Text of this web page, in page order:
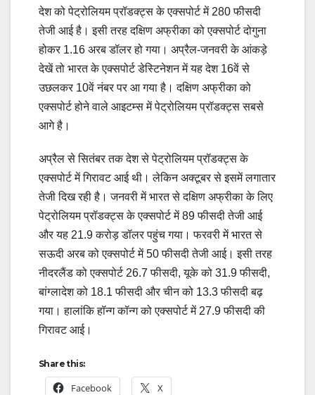
देश को पेट्रोलियम प्रॉडक्ट्स के एक्सपोर्ट में 280 फीसदी
तेजी आई है। इसी तरह दक्षिण अफ्रीका को एक्सपोर्ट दोगुना
होकर 1.16 अरब डॉलर हो गया। अप्रैल-जनवरी के आंकड़े
देखें तो भारत के एक्सपोर्ट डेस्टिनेशन में यह देश 16वें से
उछलकर 10वें नंबर पर आ गया है। दक्षिण अफ्रीका को
एक्सपोर्ट होने वाले आइटम्स में पेट्रोलियम प्रॉडक्ट्स सबसे
आगे है।
अप्रैल से सितंबर तक देश से पेट्रोलियम प्रॉडक्ट्स के
एक्सपोर्ट में गिरावट आई थी। लेकिन अक्टूबर से इसमें लगातार
तेजी दिख रही है। जनवरी में भारत से दक्षिण अफ्रीका के लिए
पेट्रोलियम प्रॉडक्ट्स के एक्सपोर्ट में 89 फीसदी तेजी आई
और यह 21.9 करोड़ डॉलर पहुंच गया। फरवरी में भारत से
सऊदी अरब को एक्सपोर्ट में 50 फीसदी तेजी आई। इसी तरह
नीदरलैंड को एक्सपोर्ट 26.7 फीसदी, यूके को 31.9 फीसदी,
बांग्लादेश को 18.1 फीसदी और चीन को 13.3 फीसदी बढ़
गया। हालांकि हॉन्ग कॉन्ग को एक्सपोर्ट में 27.9 फीसदी की
गिरावट आई।
Share this:
Facebook X